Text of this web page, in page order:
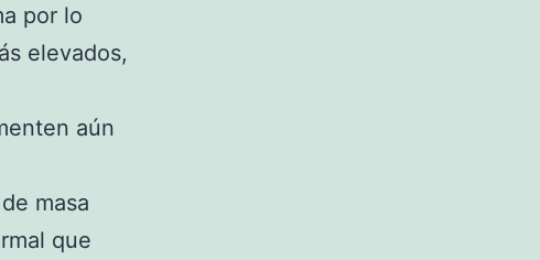
por lo
elevados,
aún
masa
que